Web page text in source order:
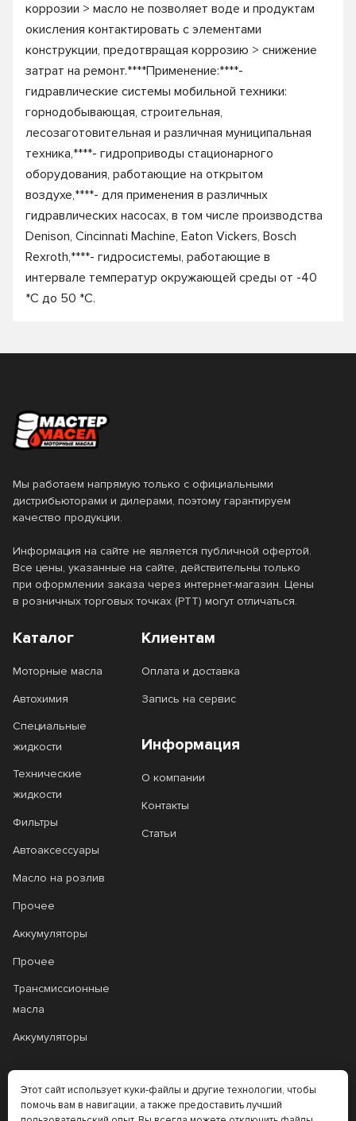
коррозии > масло не позволяет воде и продуктам
окисления контактировать с элементами
конструкции, предотвращая коррозию > снижение
затрат на ремонт.****Применение:****-
гидравлические системы мобильной техники:
горнодобывающая, строительная,
лесозаготовительная и различная муниципальная
техника,****- гидроприводы стационарного
оборудования, работающие на открытом
воздухе,****- для применения в различных
гидравлических насосах, в том числе производства
Denison, Cincinnati Machine, Eaton Vickers, Bosch
Rexroth,****- гидросистемы, работающие в
интервале температур окружающей среды от -40
*С до 50 *С.
Мы работаем напрямую только с официальными
дистрибьюторами и дилерами, поэтому гарантируем
качество продукции.
Информация на сайте не является публичной офертой.
Все цены, указанные на сайте, действительны только
при оформлении заказа через интернет-магазин. Цены
в розничных торговых точках (РТТ) могут отличаться.
Каталог
Моторные масла
Автохимия
Специальные
жидкости
Технические
жидкости
Фильтры
Автоаксессуары
Масло на розлив
Прочее
Аккумуляторы
Прочее
Трансмиссионные
масла
Аккумуляторы
Клиентам
Оплата и доставка
Запись на сервис
Информация
О компании
Контакты
Статьи
+7 (383) 335-77-99
rtt@m-masel.ru
Этот сайт использует куки-файлы и другие технологии, чтобы
помочь вам в навигации, а также предоставить лучший